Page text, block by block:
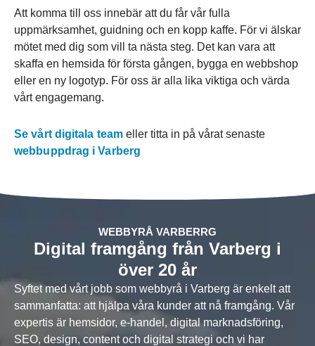
Att komma till oss innebär att du får vår fulla
uppmärksamhet, guidning och en kopp kaffe. För vi älskar
mötet med dig som vill ta nästa steg. Det kan vara att
skaffa en hemsida för första gången, bygga en webbshop
eller en ny logotyp. För oss är alla lika viktiga och värda
vårt engagemang.
Se vårt digitala team eller titta in på vårat senaste
webbuppdrag i Varberg
WEBBYRÅ VARBERRG
Digital framgång från Varberg i
över 20 år
Syftet med vårt jobb som webbyrå i Varberg är enkelt att
sammanfatta: att hjälpa våra kunder att nå framgång. Vår
expertis är hemsidor, e-handel, digital marknadsföring,
SEO, design, content och digital strategi och vi har